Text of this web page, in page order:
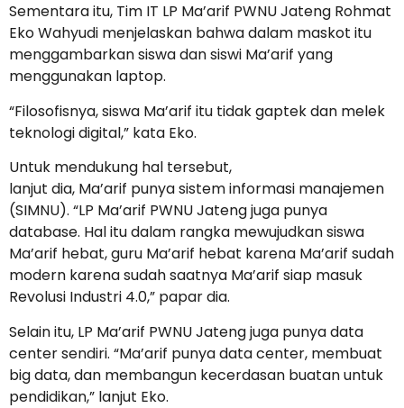
Sementara itu, Tim IT LP Ma’arif PWNU Jateng Rohmat
Eko Wahyudi menjelaskan bahwa dalam maskot itu
menggambarkan siswa dan siswi Ma’arif yang
menggunakan laptop.
“Filosofisnya, siswa Ma’arif itu tidak gaptek dan melek
teknologi digital,” kata Eko.
Untuk mendukung hal tersebut,
lanjut dia, Ma’arif punya sistem informasi manajemen
(SIMNU). “LP Ma’arif PWNU Jateng juga punya
database. Hal itu dalam rangka mewujudkan siswa
Ma’arif hebat, guru Ma’arif hebat karena Ma’arif sudah
modern karena sudah saatnya Ma’arif siap masuk
Revolusi Industri 4.0,” papar dia.
Selain itu, LP Ma’arif PWNU Jateng juga punya data
center sendiri. “Ma’arif punya data center, membuat
big data, dan membangun kecerdasan buatan untuk
pendidikan,” lanjut Eko.